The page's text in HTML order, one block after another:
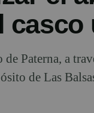
casco
Paterna, a
de Las